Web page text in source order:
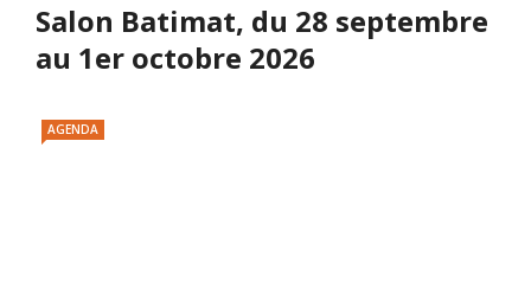
Salon Batimat, du 28 septembre
au 1er octobre 2026
AGENDA